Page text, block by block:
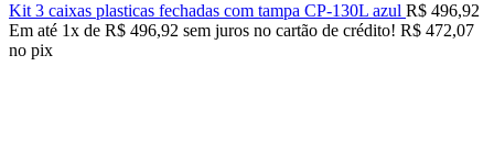
Kit 3 caixas plasticas fechadas com tampa CP-130L azul R$ 496,92
Em até 1x de R$ 496,92 sem juros no cartão de crédito! R$ 472,07
no pix